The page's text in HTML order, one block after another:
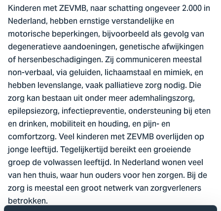
Kinderen met ZEVMB, naar schatting ongeveer 2.000 in
Nederland, hebben ernstige verstandelijke en
motorische beperkingen, bijvoorbeeld als gevolg van
degeneratieve aandoeningen, genetische afwijkingen
of hersenbeschadigingen. Zij communiceren meestal
non-verbaal, via geluiden, lichaamstaal en mimiek, en
hebben levenslange, vaak palliatieve zorg nodig. Die
zorg kan bestaan uit onder meer ademhalingszorg,
epilepsiezorg, infectiepreventie, ondersteuning bij eten
en drinken, mobiliteit en houding, en pijn- en
comfortzorg. Veel kinderen met ZEVMB overlijden op
jonge leeftijd. Tegelijkertijd bereikt een groeiende
groep de volwassen leeftijd. In Nederland wonen veel
van hen thuis, waar hun ouders voor hen zorgen. Bij de
zorg is meestal een groot netwerk van zorgverleners
betrokken.